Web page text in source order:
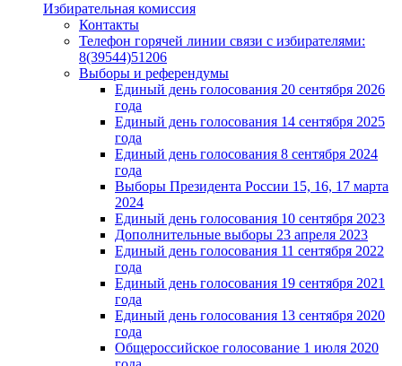
Избирательная комиссия
Контакты
Телефон горячей линии связи с избирателями:
8(39544)51206
Выборы и референдумы
Единый день голосования 20 сентября 2026
года
Единый день голосования 14 сентября 2025
года
Единый день голосования 8 сентября 2024
года
Выборы Президента России 15, 16, 17 марта
2024
Единый день голосования 10 сентября 2023
Дополнительные выборы 23 апреля 2023
Единый день голосования 11 сентября 2022
года
Единый день голосования 19 сентября 2021
года
Единый день голосования 13 сентября 2020
года
Общероссийское голосование 1 июля 2020